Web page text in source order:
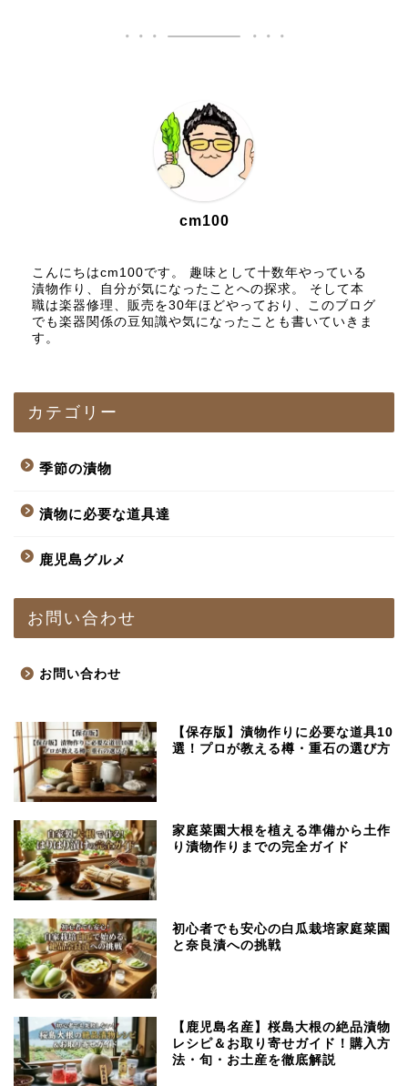
cm100
こんにちはcm100です。 趣味として十数年やっている
漬物作り、自分が気になったことへの探求。 そして本
職は楽器修理、販売を30年ほどやっており、このブログ
でも楽器関係の豆知識や気になったことも書いていきま
す。
カテゴリー
季節の漬物
漬物に必要な道具達
鹿児島グルメ
お問い合わせ
お問い合わせ
【保存版】漬物作りに必要な道具10
選！プロが教える樽・重石の選び方
家庭菜園大根を植える準備から土作
り漬物作りまでの完全ガイド
初心者でも安心の白瓜栽培家庭菜園
と奈良漬への挑戦
【鹿児島名産】桜島大根の絶品漬物
レシピ＆お取り寄せガイド！購入方
法・旬・お土産を徹底解説